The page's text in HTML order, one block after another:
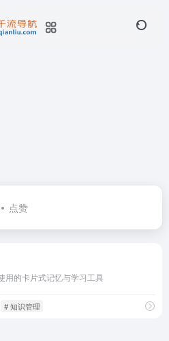
点赞
用的卡片式记忆与学习工具
# 知识管理